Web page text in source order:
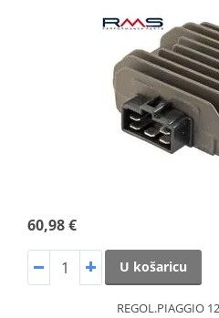
60,98 €
U košaricu
REGOL.PIAGGIO